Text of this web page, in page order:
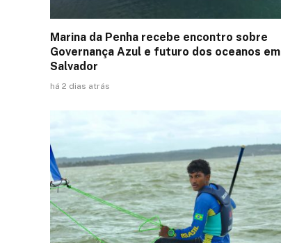
Marina da Penha recebe encontro sobre
Governança Azul e futuro dos oceanos em
Salvador
há 2 dias atrás